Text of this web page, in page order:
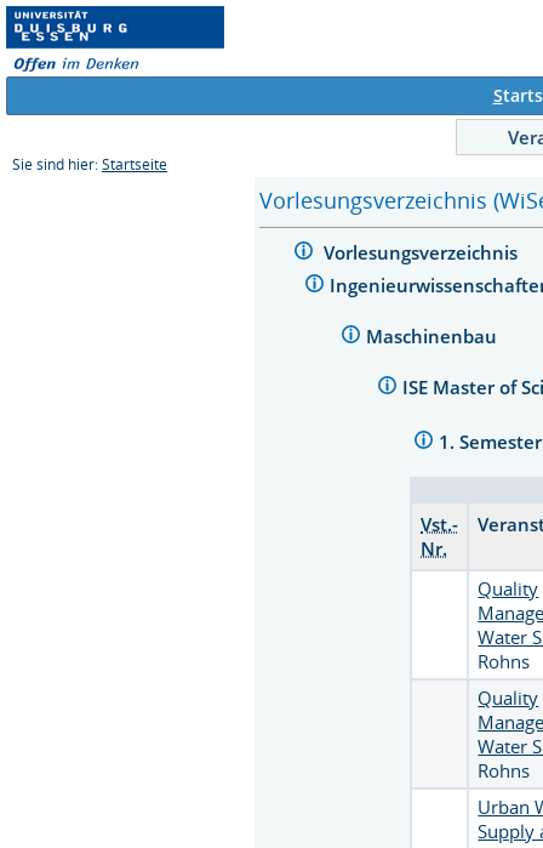
S
Sie sind hier: Startseite
Vorlesungsverzeichnis
Vorlesungsverzeichnis
Maschinenbau
ISE Master of
1.
Vst.-
Nr.
Quality
Water
Rohns
Quality
Water
Rohns
Urban
Supply